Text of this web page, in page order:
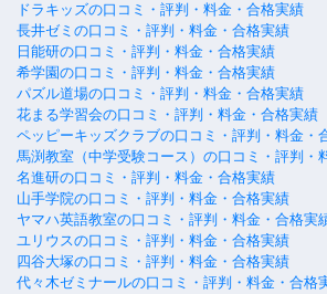
ドラキッズの口コミ・評判・料金・合格実績
長井ゼミの口コミ・評判・料金・合格実績
日能研の口コミ・評判・料金・合格実績
希学園の口コミ・評判・料金・合格実績
パズル道場の口コミ・評判・料金・合格実績
花まる学習会の口コミ・評判・料金・合格実績
ペッピーキッズクラブの口コミ・評判・料金・
馬渕教室（中学受験コース）の口コミ・評判・
名進研の口コミ・評判・料金・合格実績
山手学院の口コミ・評判・料金・合格実績
ヤマハ英語教室の口コミ・評判・料金・合格実
ユリウスの口コミ・評判・料金・合格実績
四谷大塚の口コミ・評判・料金・合格実績
代々木ゼミナールの口コミ・評判・料金・合格